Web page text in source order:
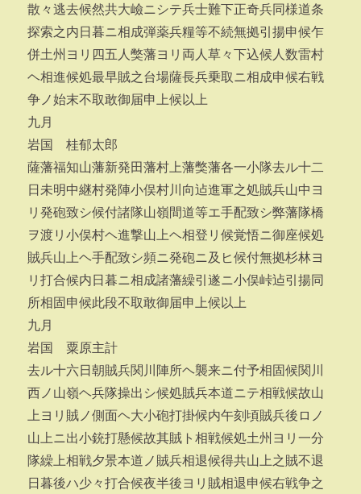
散々逃去候然共大嶮ニシテ兵士難下正奇兵同様道条
探索之内日暮ニ相成弾薬兵糧等不続無拠引揚申候乍
併土州ヨリ四五人獘藩ヨリ両人草々下込候人数雷村
ヘ相進候処最早賊之台場薩長兵乗取ニ相成申候右戦
争ノ始末不取敢御届申上候以上
九月
岩国 桂郁太郎
薩藩福知山藩新発田藩村上藩獘藩各一小隊去ル十二
日未明中継村発陣小俣村川向迠進軍之処賊兵山中ヨ
リ発砲致シ候付諸隊山嶺間道等エ手配致シ弊藩隊橋
ヲ渡リ小俣村ヘ進撃山上ヘ相登リ候覚悟ニ御座候処
賊兵山上ヘ手配致シ頻ニ発砲ニ及ヒ候付無拠杉林ヨ
リ打合候内日暮ニ相成諸藩繰引遂ニ小俣峠迠引揚同
所相固申候此段不取敢御届申上候以上
九月
岩国 粟原主計
去ル十六日朝賊兵関川陣所ヘ襲来ニ付予相固候関川
西ノ山嶺ヘ兵隊操出シ候処賊兵本道ニテ相戦候故山
上ヨリ賊ノ側面ヘ大小砲打掛候内午刻頃賊兵後ロノ
山上ニ出小銃打懸候故其賊ト相戦候処土州ヨリ一分
隊繰上相戦夕景本道ノ賊兵相退候得共山上之賊不退
日暮後ハ少々打合候夜半後ヨリ賊相退申候右戦争之